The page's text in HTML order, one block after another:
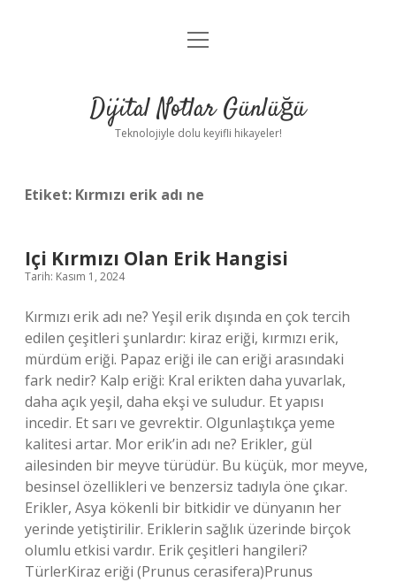
Anasayfa
Yasal Uyarı
menüyü
Dijital Notlar Günlüğü
Teknolojiyle dolu keyifli hikayeler!
Etiket: Kırmızı erik adı ne
Içi Kırmızı Olan Erik Hangisi
Tarih: Kasım 1, 2024
Kırmızı erik adı ne? Yeşil erik dışında en çok tercih
edilen çeşitleri şunlardır: kiraz eriği, kırmızı erik,
mürdüm eriği. Papaz eriği ile can eriği arasındaki
fark nedir? Kalp eriği: Kral erikten daha yuvarlak,
daha açık yeşil, daha ekşi ve suludur. Et yapısı
incedir. Et sarı ve gevrektir. Olgunlaştıkça yeme
kalitesi artar. Mor erik’in adı ne? Erikler, gül
ailesinden bir meyve türüdür. Bu küçük, mor meyve,
besinsel özellikleri ve benzersiz tadıyla öne çıkar.
Erikler, Asya kökenli bir bitkidir ve dünyanın her
yerinde yetiştirilir. Eriklerin sağlık üzerinde birçok
olumlu etkisi vardır. Erik çeşitleri hangileri?
TürlerKiraz eriği (Prunus cerasifera)Prunus